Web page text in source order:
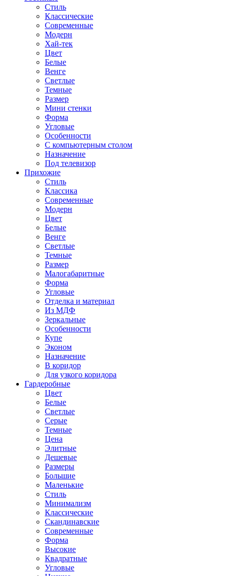
Стиль
Классические
Современные
Модерн
Хай-тек
Цвет
Белые
Венге
Светлые
Темные
Размер
Мини стенки
Форма
Угловые
Особенности
С компьютерным столом
Назначение
Под телевизор
Прихожие
Стиль
Классика
Современные
Модерн
Цвет
Белые
Венге
Светлые
Темные
Размер
Малогабаритные
Форма
Угловые
Отделка и материал
Из МДФ
Зеркальные
Особенности
Купе
Эконом
Назначение
В коридор
Для узкого коридора
Гардеробные
Цвет
Белые
Светлые
Серые
Темные
Цена
Элитные
Дешевые
Размеры
Большие
Маленькие
Стиль
Минимализм
Классические
Скандинавские
Современные
Форма
Высокие
Квадратные
Угловые